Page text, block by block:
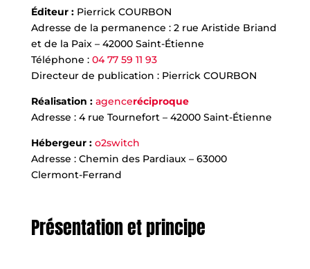
Éditeur :Pierrick COURBON
Adresse de la permanence : 2 rue Aristide Briand
et de la Paix – 42000 Saint-Étienne
Téléphone : 04 77 59 11 93
Directeur de publication : Pierrick COURBON
Réalisation : agenceréciproque
Adresse : 4 rue Tournefort – 42000 Saint-Étienne
Hébergeur : o2switch
Adresse : Chemin des Pardiaux – 63000
Clermont-Ferrand
Présentation et principe